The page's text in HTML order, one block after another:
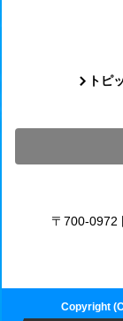
トピ
〒700-0972
Copyright